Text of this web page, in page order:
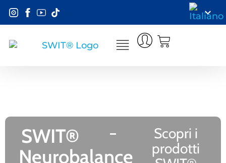
SWIT®
Neurobalance
Scopri i
prodotti